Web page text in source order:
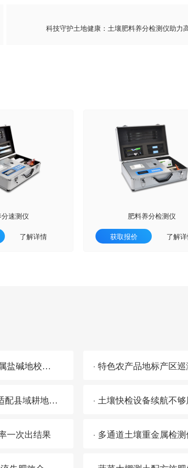
科技守护土地健康：土壤肥料养分检测仪助力
速测仪
了解详情
肥料养分检测仪
获取报价 了解
· 土壤养分速测仪怕盐碱地高盐分干扰？三体宏科专属盐碱地校正程序 测数零偏差不用反复校准
· 2026耕地质量等级调查 三体宏科土壤养分速测仪 适配县域耕地普查外业检测
一次出结果 · 多通道土壤重金属检